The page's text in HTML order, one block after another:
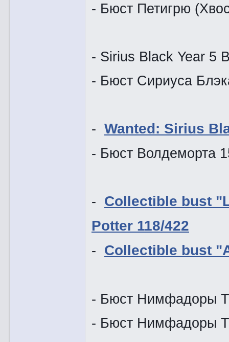
- Бюст
- Sirius Black Year 5
- Бюст
- Wanted: Sirius
- Бюст
- Collectible bust
Potter 118/422
- Collectible bust
- Бюст Нимфадоры
- Бюст